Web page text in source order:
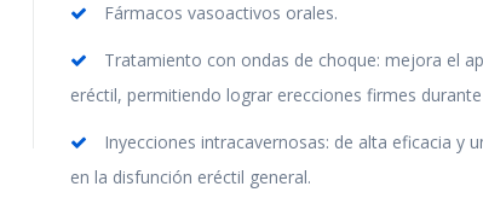
Fármacos vasoactivos orales.
Tratamiento con ondas de choque: mejora el
eréctil, permitiendo lograr erecciones firmes
Inyecciones intracavernosas: de alta eficacia y
en la disfunción eréctil general.